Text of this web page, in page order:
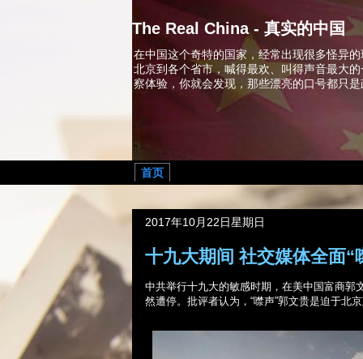
The Real China - 真实的中国
在中国这个奇特的国家，经常出现很多怪异
北京到各个省市，喊得最欢、叫得声音最大
察体验，你就会发现，那些漂亮的口号都只
首页
2017年10月22日星期日
十九大期间 社交媒体全面“
中共举行十九大的敏感时期，在美中国富商郭
然遭停。批评者认为，“噤声”郭文贵是迫于北